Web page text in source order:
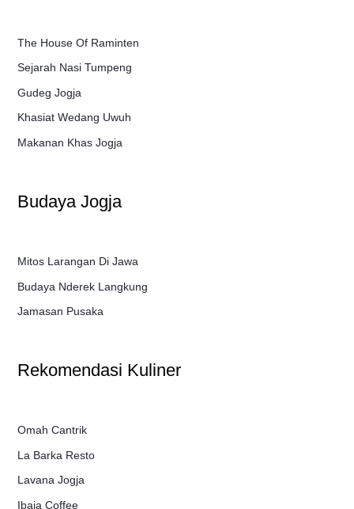
The House Of Raminten
Sejarah Nasi Tumpeng
Gudeg Jogja
Khasiat Wedang Uwuh
Makanan Khas Jogja
Budaya Jogja
Mitos Larangan Di Jawa
Budaya Nderek Langkung
Jamasan Pusaka
Rekomendasi Kuliner
Omah Cantrik
La Barka Resto
Lavana Jogja
Ibaia Coffee